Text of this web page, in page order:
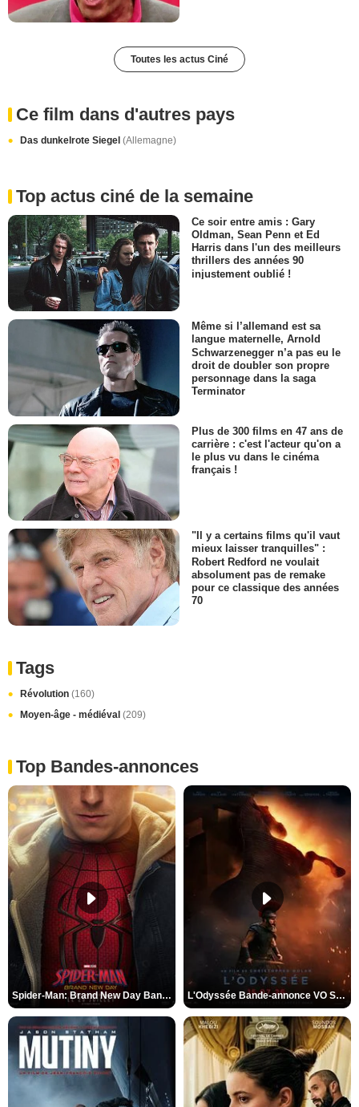
Toutes les actus Ciné
Ce film dans d'autres pays
Das dunkelrote Siegel (Allemagne)
Top actus ciné de la semaine
Ce soir entre amis : Gary
Oldman, Sean Penn et Ed
Harris dans l'un des meilleurs
thrillers des années 90
injustement oublié !
Même si l’allemand est sa
langue maternelle, Arnold
Schwarzenegger n’a pas eu le
droit de doubler son propre
personnage dans la saga
Terminator
Plus de 300 films en 47 ans de
carrière : c'est l'acteur qu'on a
le plus vu dans le cinéma
français !
"Il y a certains films qu'il vaut
mieux laisser tranquilles" :
Robert Redford ne voulait
absolument pas de remake
pour ce classique des années
70
Tags
Révolution (160)
Moyen-âge - médiéval (209)
Top Bandes-annonces
Spider-Man: Brand New Day Bande-annonce VO STFR L'Odyssée Bande-annonce VO STFR